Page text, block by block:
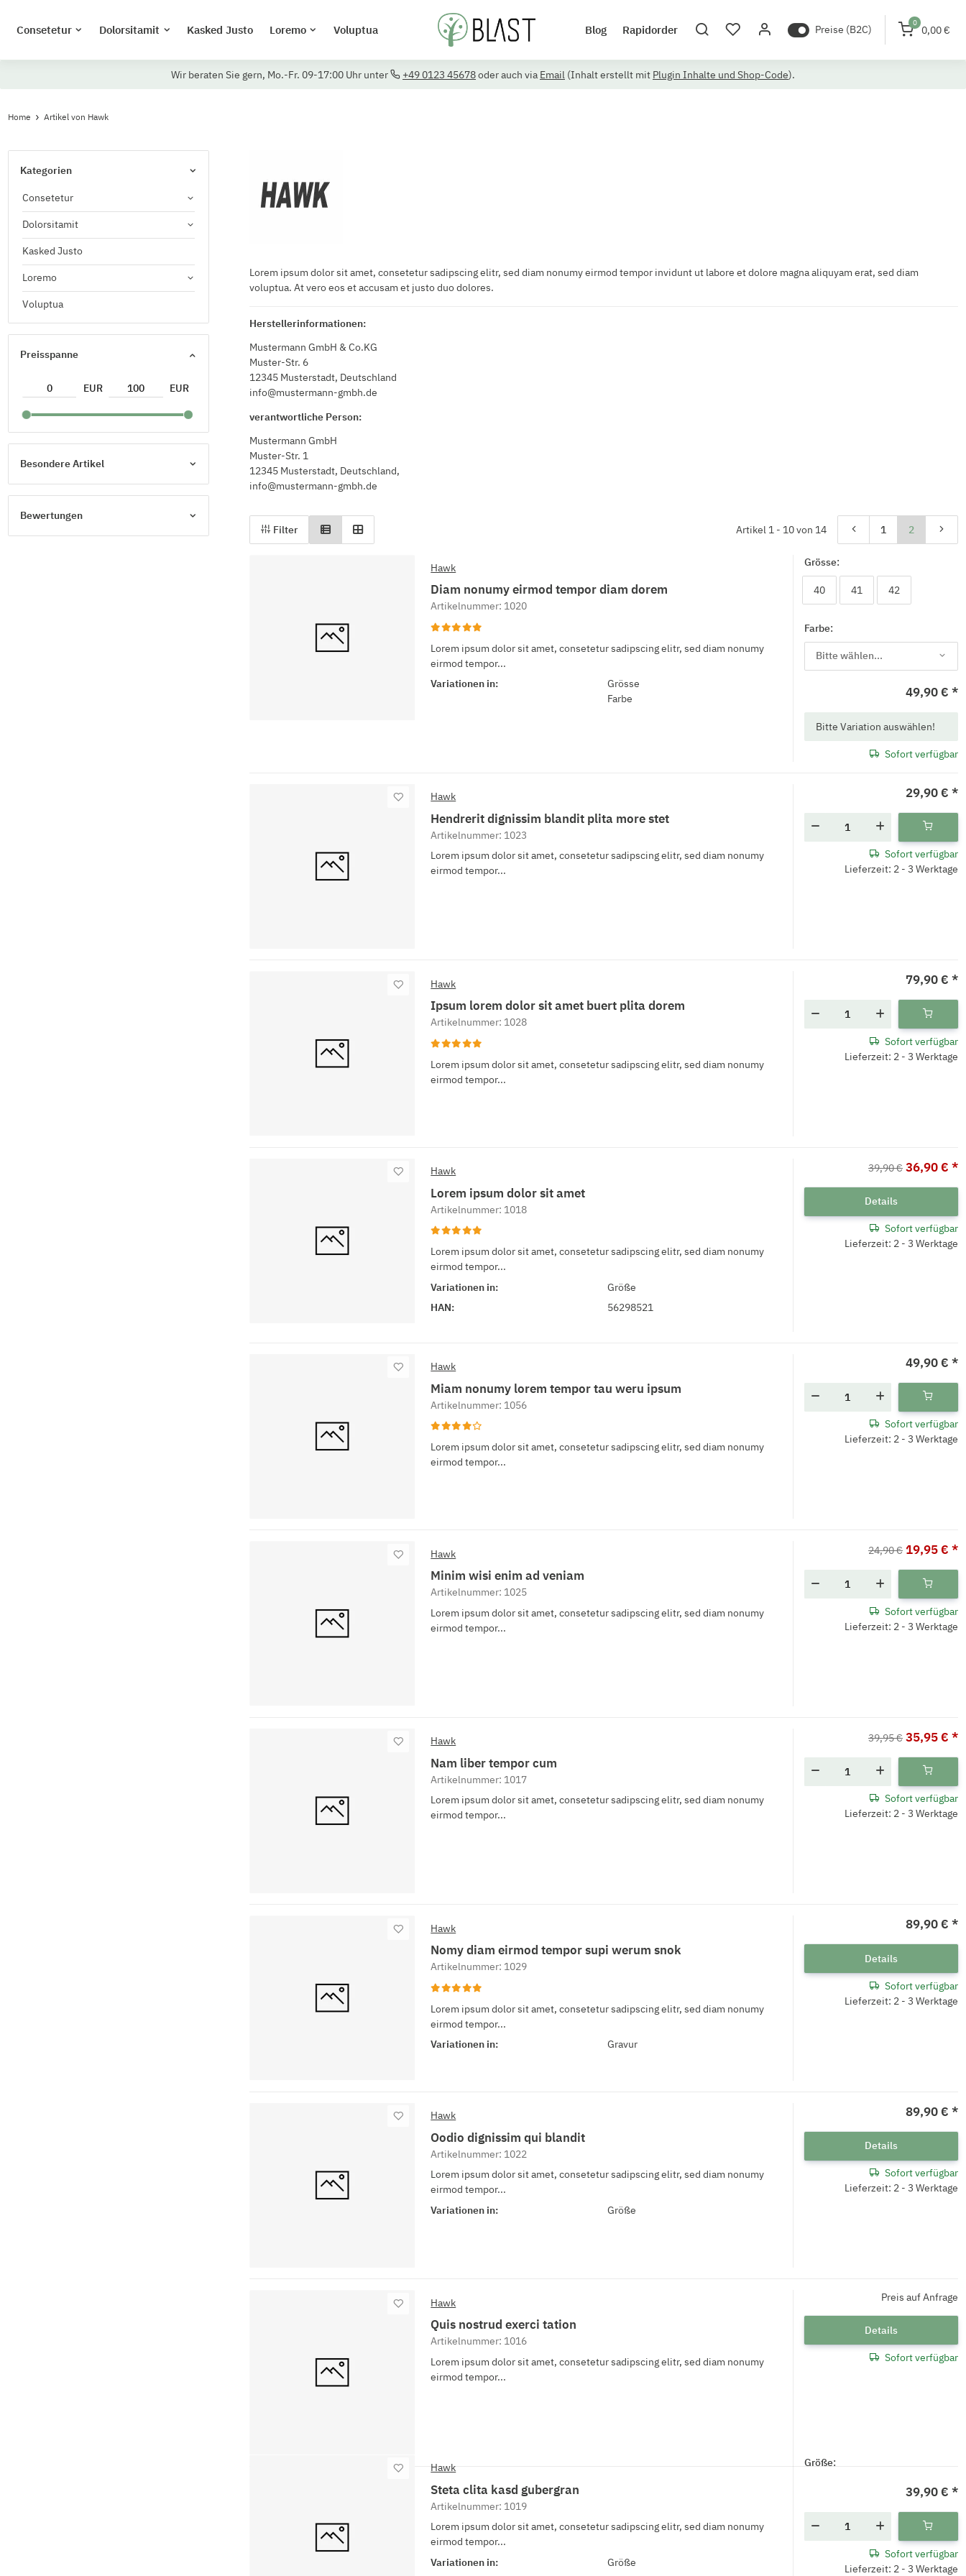
Blog Rapidorder Preise (B2C)
0
0,00 €
Consetetur Dolorsitamit Kasked Justo Loremo Voluptua
Wir beraten Sie gern, Mo.-Fr. 09-17:00 Uhr unter +49 0123 45678oder auch via Email (Inhalt erstellt mit Plugin Inhalte und Shop-Code).
Home Artikel von Hawk
Lorem ipsum dolor sit amet, consetetur sadipscing elitr, sed diam nonumy eirmod tempor invidunt ut labore et dolore magna aliquyam erat, sed diam
voluptua. At vero eos et accusam et justo duo dolores.
Herstellerinformationen:
Mustermann GmbH & Co.KG
Muster-Str. 6
12345 Musterstadt, Deutschland
info@mustermann-gmbh.de
verantwortliche Person:
Mustermann GmbH
Muster-Str. 1
12345 Musterstadt, Deutschland,
info@mustermann-gmbh.de
Filter Artikel 1 - 10 von 14 1 2
Hawk
Diam nonumy eirmod tempor diam dorem
Artikelnummer: 1020
Lorem ipsum dolor sit amet, consetetur sadipscing elitr, sed diam nonumy
eirmod tempor...
Variationen in:
Grösse
Farbe
Grösse:
4040 41 42
Farbe:
Bitte wählen...
49,90 € *
x
Bitte Variation auswählen!
Sofort verfügbar
Hawk
Hendrerit dignissim blandit plita more stet
Artikelnummer: 1023
Lorem ipsum dolor sit amet, consetetur sadipscing elitr, sed diam nonumy
eirmod tempor...
29,90 € *
Sofort verfügbar
Lieferzeit: 2 - 3 Werktage
Hawk
Ipsum lorem dolor sit amet buert plita dorem
Artikelnummer: 1028
Lorem ipsum dolor sit amet, consetetur sadipscing elitr, sed diam nonumy
eirmod tempor...
79,90 € *
Sofort verfügbar
Lieferzeit: 2 - 3 Werktage
Hawk
Lorem ipsum dolor sit amet
Artikelnummer: 1018
Lorem ipsum dolor sit amet, consetetur sadipscing elitr, sed diam nonumy
eirmod tempor...
Variationen in:
Größe
HAN:
56298521
39,90 € 36,90 € *
Details
Sofort verfügbar
Lieferzeit: 2 - 3 Werktage
Hawk
Miam nonumy lorem tempor tau weru ipsum
Artikelnummer: 1056
Lorem ipsum dolor sit amet, consetetur sadipscing elitr, sed diam nonumy
eirmod tempor...
49,90 € *
Sofort verfügbar
Lieferzeit: 2 - 3 Werktage
Hawk
Minim wisi enim ad veniam
Artikelnummer: 1025
Lorem ipsum dolor sit amet, consetetur sadipscing elitr, sed diam nonumy
eirmod tempor...
24,90 € 19,95 € *
Sofort verfügbar
Lieferzeit: 2 - 3 Werktage
Hawk
Nam liber tempor cum
Artikelnummer: 1017
Lorem ipsum dolor sit amet, consetetur sadipscing elitr, sed diam nonumy
eirmod tempor...
39,95 € 35,95 € *
Sofort verfügbar
Lieferzeit: 2 - 3 Werktage
Hawk
Nomy diam eirmod tempor supi werum snok
Artikelnummer: 1029
Lorem ipsum dolor sit amet, consetetur sadipscing elitr, sed diam nonumy
eirmod tempor...
Variationen in:
Gravur
89,90 € *
Details
Sofort verfügbar
Lieferzeit: 2 - 3 Werktage
Hawk
Oodio dignissim qui blandit
Artikelnummer: 1022
Lorem ipsum dolor sit amet, consetetur sadipscing elitr, sed diam nonumy
eirmod tempor...
Variationen in:
Größe
89,90 € *
Details
Sofort verfügbar
Lieferzeit: 2 - 3 Werktage
Hawk
Quis nostrud exerci tation
Artikelnummer: 1016
Lorem ipsum dolor sit amet, consetetur sadipscing elitr, sed diam nonumy
eirmod tempor...
Preis auf Anfrage
Details
Sofort verfügbar
Hawk
Steta clita kasd gubergran
Artikelnummer: 1019
Lorem ipsum dolor sit amet, consetetur sadipscing elitr, sed diam nonumy
eirmod tempor...
Variationen in:
Größe
Größe:
39,90 € *
Sofort verfügbar
Lieferzeit: 2 - 3 Werktage
Kategorien
Consetetur
Dolorsitamit
Kasked Justo
Loremo
Voluptua
Preisspanne
EUR EUR
Besondere Artikel
Bewertungen